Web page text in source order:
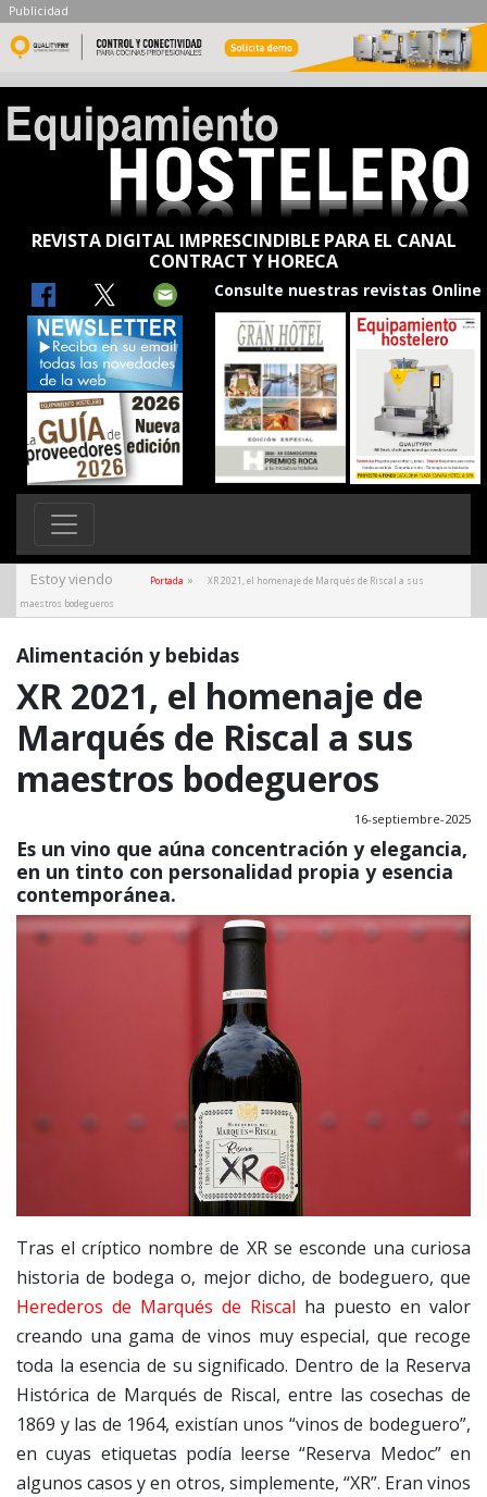
Publicidad
REVISTA DIGITAL IMPRESCINDIBLE PARA EL CANAL
CONTRACT Y HORECA
Consulte nuestras revistas Online
Estoy viendo Portada »
XR 2021, el homenaje de Marqués de Riscal a sus
maestros bodegueros
Alimentación y bebidas
XR 2021, el homenaje de
Marqués de Riscal a sus
maestros bodegueros
16-septiembre-2025
Es un vino que aúna concentración y elegancia,
en un tinto con personalidad propia y esencia
contemporánea.
Tras el críptico nombre de XR se esconde una curiosa
historia de bodega o, mejor dicho, de bodeguero, que
Herederos de Marqués de Riscal ha puesto en valor
creando una gama de vinos muy especial, que recoge
toda la esencia de su significado. Dentro de la Reserva
Histórica de Marqués de Riscal, entre las cosechas de
1869 y las de 1964, existían unos “vinos de bodeguero”,
en cuyas etiquetas podía leerse “Reserva Medoc” en
algunos casos y en otros, simplemente, “XR”. Eran vinos